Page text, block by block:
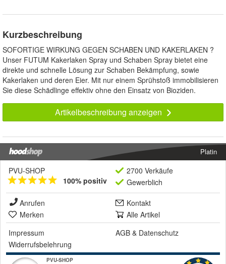
Kurzbeschreibung
SOFORTIGE WIRKUNG GEGEN SCHABEN UND KAKERLAKEN ?
Unser FUTUM Kakerlaken Spray und Schaben Spray bietet eine
direkte und schnelle Lösung zur Schaben Bekämpfung, sowie
Kakerlaken und deren Eier. Mit nur einem Sprühstoß immobilisieren
Sie diese Schädlinge effektiv ohne den Einsatz von Bioziden.
Artikelbeschreibung anzeigen
Platin
PVU-SHOP
100% positiv
2700 Verkäufe
Gewerblich
Anrufen
Kontakt
Merken
Alle Artikel
Impressum
AGB & Datenschutz
Widerrufsbelehrung